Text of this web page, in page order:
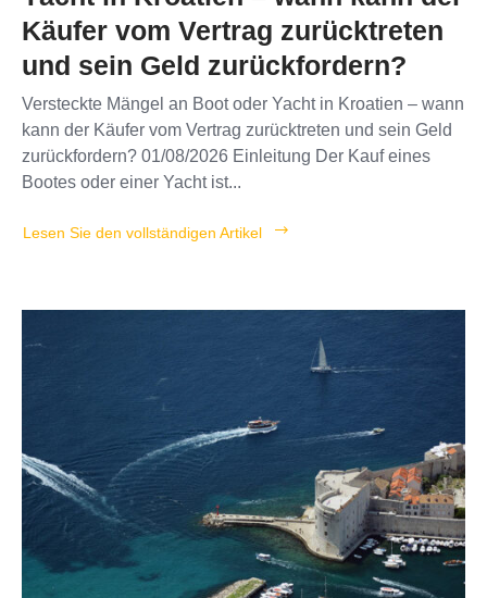
Käufer vom Vertrag zurücktreten
und sein Geld zurückfordern?
Versteckte Mängel an Boot oder Yacht in Kroatien – wann
kann der Käufer vom Vertrag zurücktreten und sein Geld
zurückfordern? 01/08/2026 Einleitung Der Kauf eines
Bootes oder einer Yacht ist...
Lesen Sie den vollständigen Artikel